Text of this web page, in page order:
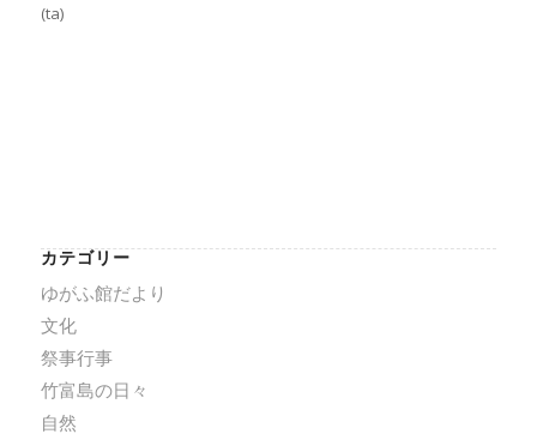
(ta)
カテゴリー
ゆがふ館だより
文化
祭事行事
竹富島の日々
自然